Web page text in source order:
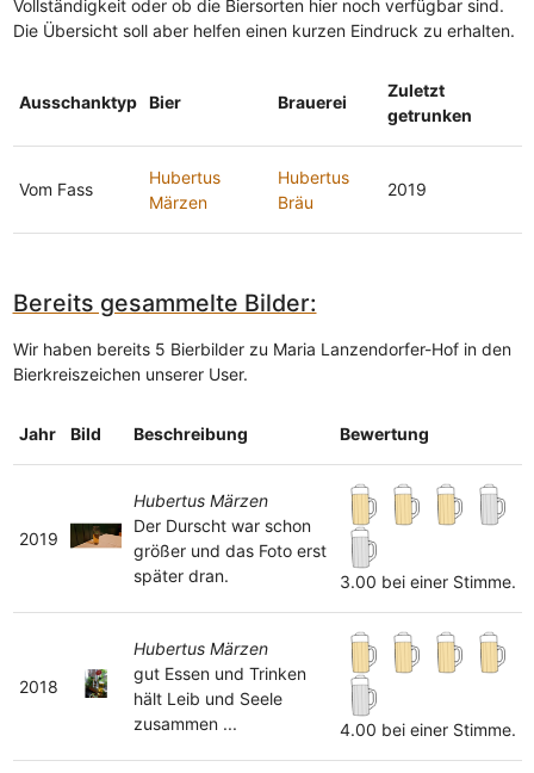
Vollständigkeit oder ob die Biersorten hier noch verfügbar sind.
Die Übersicht soll aber helfen einen kurzen Eindruck zu erhalten.
Ausschanktyp Bier Brauerei
Zuletzt
getrunken
Vom Fass
Hubertus
Märzen
Hubertus
Bräu
2019
Bereits gesammelte Bilder:
Wir haben bereits 5 Bierbilder zu Maria Lanzendorfer-Hof in den
Bierkreiszeichen unserer User.
Jahr Bild Beschreibung Bewertung
2019
Hubertus Märzen
Der Durscht war schon
größer und das Foto erst
später dran.
3.00 bei einer Stimme.
2018
Hubertus Märzen
gut Essen und Trinken
hält Leib und Seele
zusammen ...
4.00 bei einer Stimme.